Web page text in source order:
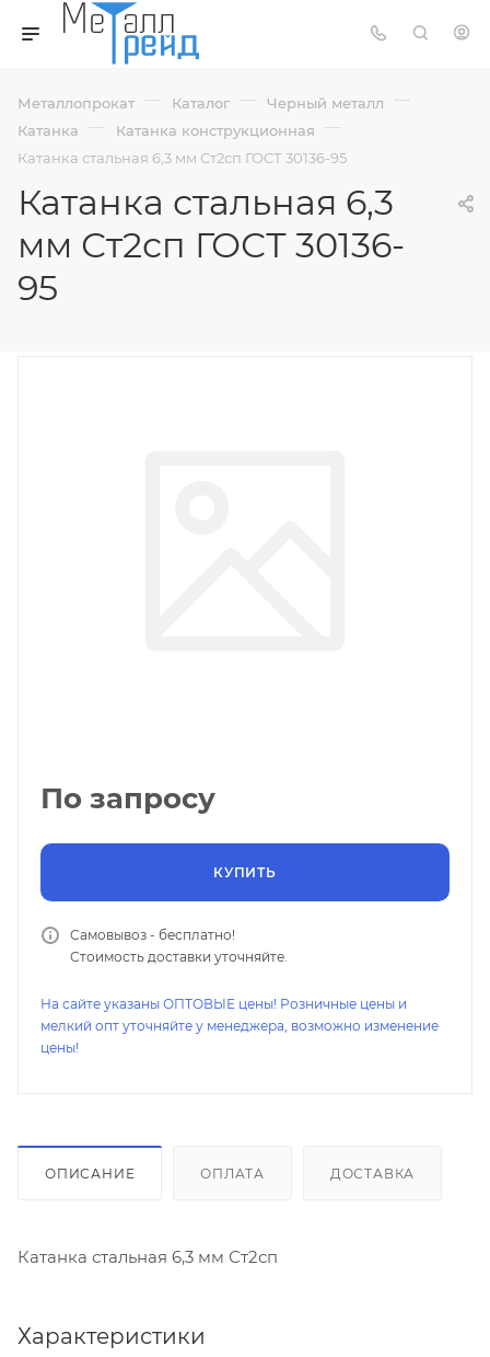
Металлопрокат — Каталог — Черный металл —
Катанка — Катанка конструкционная —
Катанка стальная 6,3 мм Ст2сп ГОСТ 30136-95
Катанка стальная 6,3
мм Ст2сп ГОСТ 30136-
95
По запросу
КУПИТЬ
Самовывоз - бесплатно!
Стоимость доставки уточняйте.
На сайте указаны ОПТОВЫЕ цены! Розничные цены и
мелкий опт уточняйте у менеджера, возможно изменение
цены!
ОПИСАНИЕ ОПЛАТА ДОСТАВКА
Катанка стальная 6,3 мм Ст2сп
Характеристики